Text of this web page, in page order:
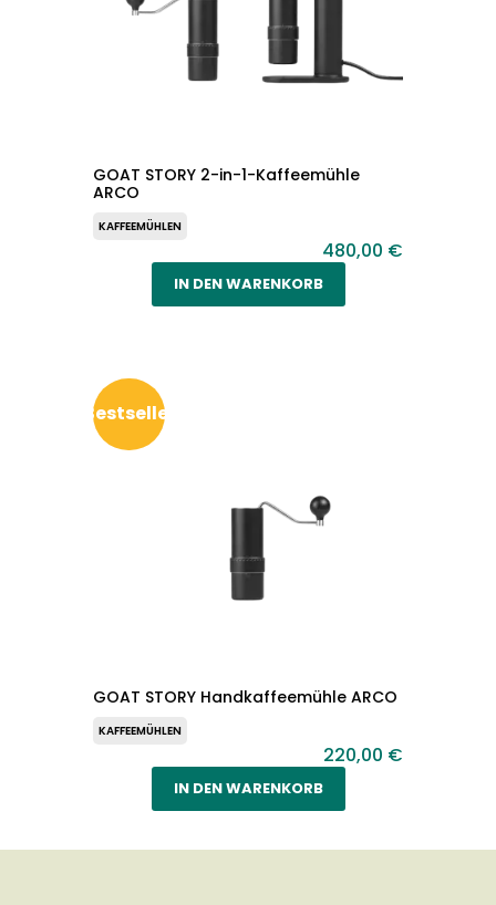
GOAT STORY 2-in-1-Kaffeemühle
ARCO
KAFFEEMÜHLEN
480,00 €
IN DEN WARENKORB
Bestseller
GOAT STORY Handkaffeemühle ARCO
KAFFEEMÜHLEN
220,00 €
IN DEN WARENKORB